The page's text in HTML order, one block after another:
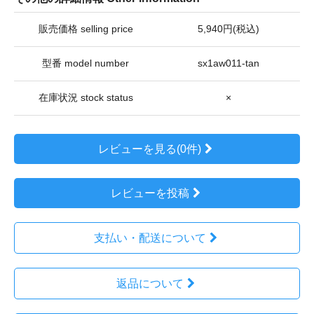
販売価格 selling price 5,940円(税込)
型番 model number sx1aw011-tan
在庫状況 stock status ×
レビューを見る(0件)
レビューを投稿
支払い・配送について
返品について